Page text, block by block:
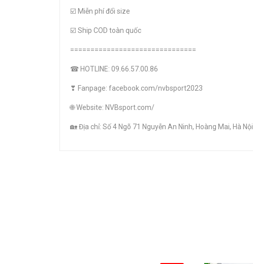
☑️ Miễn phí đổi size
☑️ Ship COD toàn quốc
===============================
☎ HOTLINE: 09.66.57.00.86
❣ Fanpage: facebook.com/nvbsport2023
🌐 Website: NVBsport.com/
🏡 Địa chỉ: Số 4 Ngõ 71 Nguyễn An Ninh, Hoàng Mai, Hà Nội